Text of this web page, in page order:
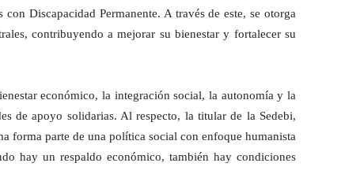
Discapacidad Permanente. A través de este, se otorga
contribuyendo a mejorar su bienestar y fortalecer su
económico, la integración social, la autonomía y la
de apoyo solidarias. Al respecto, la titular de la Sedebi,
forma parte de una política social con enfoque humanista
hay un respaldo económico, también hay condiciones